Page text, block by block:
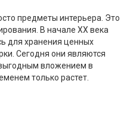
предметы интерьера. Это
В начале XX века
для хранения ценных
Сегодня они являются
вложением в
только растет.